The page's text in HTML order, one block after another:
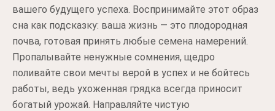
вашего будущего успеха. Воспринимайте этот образ
сна как подсказку: ваша жизнь — это плодородная
почва, готовая принять любые семена намерений.
Пропалывайте ненужные сомнения, щедро
поливайте свои мечты верой в успех и не бойтесь
работы, ведь ухоженная грядка всегда приносит
богатый урожай. Направляйте чистую